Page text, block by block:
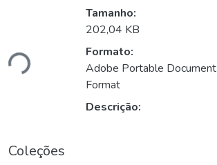
Tamanho:
202,04 KB
Formato:
Adobe Portable Document
Format
Descrição:
Coleções